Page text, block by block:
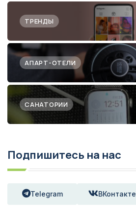
ТРЕНДЫ
АПАРТ-ОТЕЛИ
САНАТОРИИ
Подпишитесь на нас
Telegram ВКонтакте